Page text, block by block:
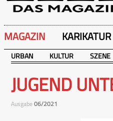
MAGAZIN KARIKATUR
URBAN KULTUR SZENE
JUGEND
Ausgabe06/2021